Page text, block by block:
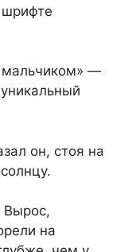
шрифте
мальчиком» —
он, стоя на
Вырос,
на